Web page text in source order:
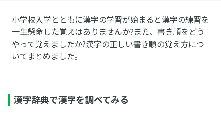
小学校入学とともに漢字の学習が始まると漢字の練習を
一生懸命した覚えはありませんか?また、書き順をどう
やって覚えましたか?漢字の正しい書き順の覚え方につ
いてまとめました。
漢字辞典で漢字を調べてみる